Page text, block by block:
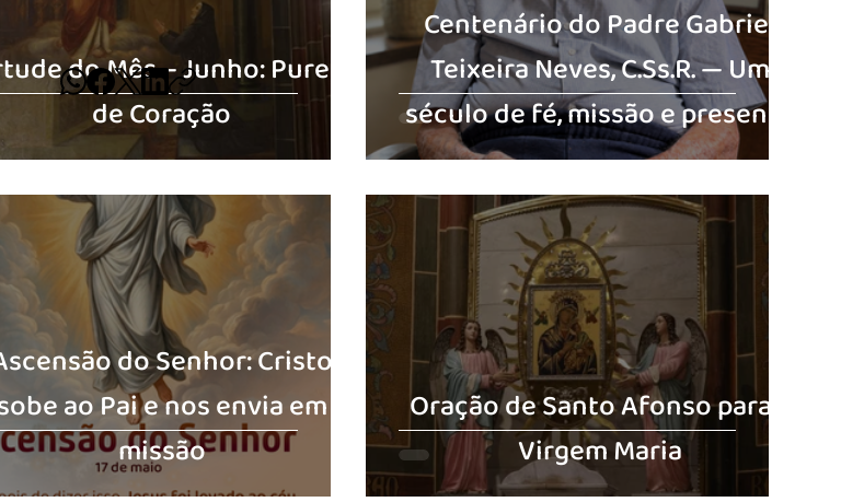
do Mês – Junho: Pureza
de Coração
Centenário do Padre Gabriel
Teixeira Neves, C.Ss.R. — Um
século de fé, missão e presença
no Santuário São José
do Senhor: Cristo
ao Pai e nos envia em
missão
Oração de Santo Afonso para a
Virgem Maria